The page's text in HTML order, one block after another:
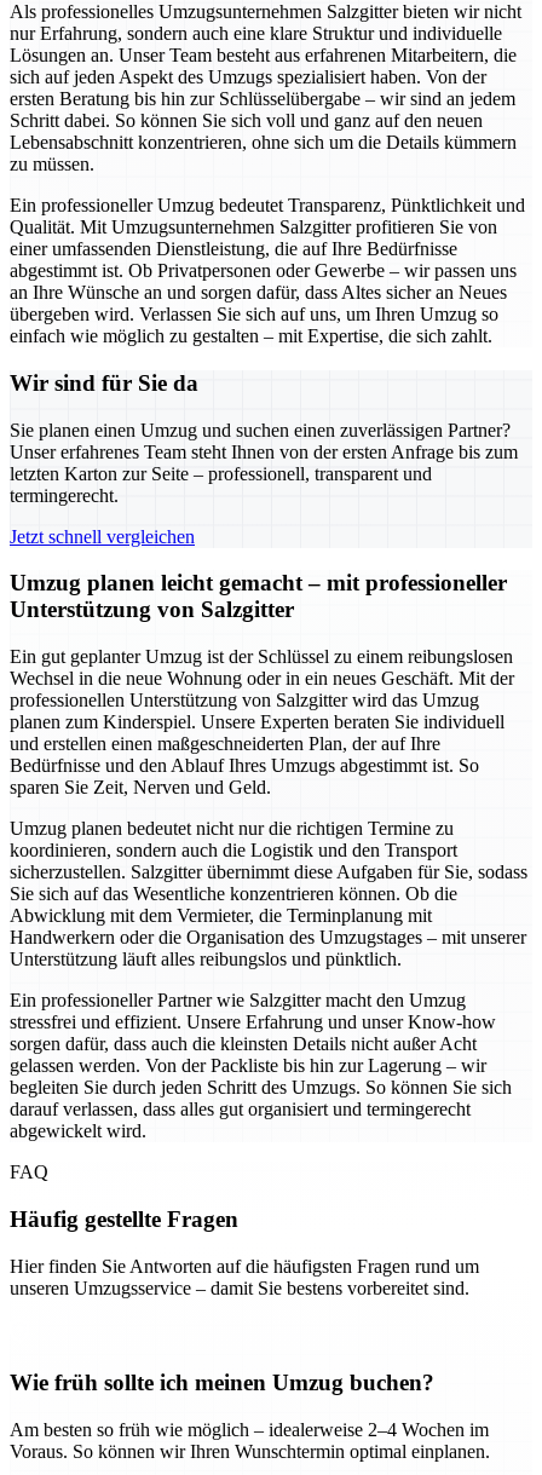
Als professionelles Umzugsunternehmen Salzgitter bieten wir nicht
nur Erfahrung, sondern auch eine klare Struktur und individuelle
Lösungen an. Unser Team besteht aus erfahrenen Mitarbeitern, die
sich auf jeden Aspekt des Umzugs spezialisiert haben. Von der
ersten Beratung bis hin zur Schlüsselübergabe – wir sind an jedem
Schritt dabei. So können Sie sich voll und ganz auf den neuen
Lebensabschnitt konzentrieren, ohne sich um die Details kümmern
zu müssen.
Ein professioneller Umzug bedeutet Transparenz, Pünktlichkeit und
Qualität. Mit Umzugsunternehmen Salzgitter profitieren Sie von
einer umfassenden Dienstleistung, die auf Ihre Bedürfnisse
abgestimmt ist. Ob Privatpersonen oder Gewerbe – wir passen uns
an Ihre Wünsche an und sorgen dafür, dass Altes sicher an Neues
übergeben wird. Verlassen Sie sich auf uns, um Ihren Umzug so
einfach wie möglich zu gestalten – mit Expertise, die sich zahlt.
Wir sind für Sie da
Sie planen einen Umzug und suchen einen zuverlässigen Partner?
Unser erfahrenes Team steht Ihnen von der ersten Anfrage bis zum
letzten Karton zur Seite – professionell, transparent und
termingerecht.
Jetzt schnell vergleichen
Umzug planen leicht gemacht – mit professioneller
Unterstützung von Salzgitter
Ein gut geplanter Umzug ist der Schlüssel zu einem reibungslosen
Wechsel in die neue Wohnung oder in ein neues Geschäft. Mit der
professionellen Unterstützung von Salzgitter wird das Umzug
planen zum Kinderspiel. Unsere Experten beraten Sie individuell
und erstellen einen maßgeschneiderten Plan, der auf Ihre
Bedürfnisse und den Ablauf Ihres Umzugs abgestimmt ist. So
sparen Sie Zeit, Nerven und Geld.
Umzug planen bedeutet nicht nur die richtigen Termine zu
koordinieren, sondern auch die Logistik und den Transport
sicherzustellen. Salzgitter übernimmt diese Aufgaben für Sie, sodass
Sie sich auf das Wesentliche konzentrieren können. Ob die
Abwicklung mit dem Vermieter, die Terminplanung mit
Handwerkern oder die Organisation des Umzugstages – mit unserer
Unterstützung läuft alles reibungslos und pünktlich.
Ein professioneller Partner wie Salzgitter macht den Umzug
stressfrei und effizient. Unsere Erfahrung und unser Know-how
sorgen dafür, dass auch die kleinsten Details nicht außer Acht
gelassen werden. Von der Packliste bis hin zur Lagerung – wir
begleiten Sie durch jeden Schritt des Umzugs. So können Sie sich
darauf verlassen, dass alles gut organisiert und termingerecht
abgewickelt wird.
FAQ
Häufig gestellte Fragen
Hier finden Sie Antworten auf die häufigsten Fragen rund um
unseren Umzugsservice – damit Sie bestens vorbereitet sind.
Wie früh sollte ich meinen Umzug buchen?
Am besten so früh wie möglich – idealerweise 2–4 Wochen im
Voraus. So können wir Ihren Wunschtermin optimal einplanen.